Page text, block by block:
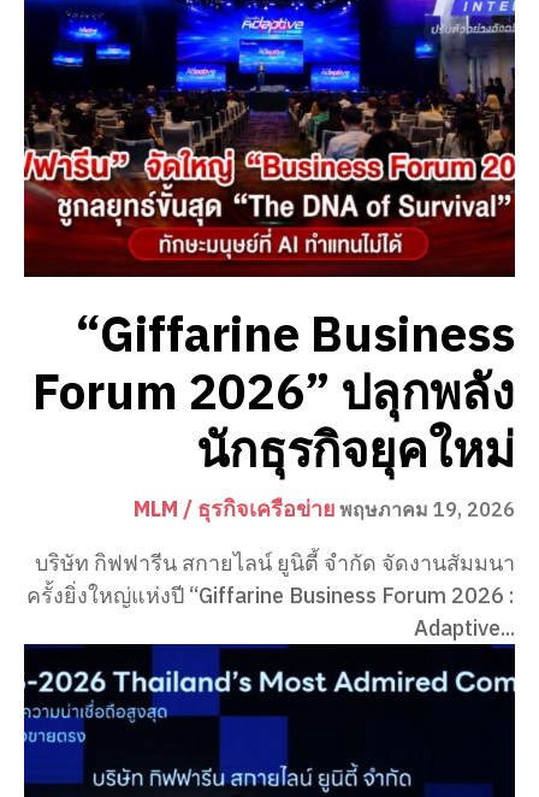
“Giffarine Business
Forum 2026” ปลุกพลัง
นักธุรกิจยุคใหม่
MLM / ธุรกิจเครือข่ายพฤษภาคม 19, 2026
บริษัท กิฟฟารีน สกายไลน์ ยูนิตี้ จำกัด จัดงานสัมมนา
ครั้งยิ่งใหญ่แห่งปี “Giffarine Business Forum 2026 :
Adaptive...